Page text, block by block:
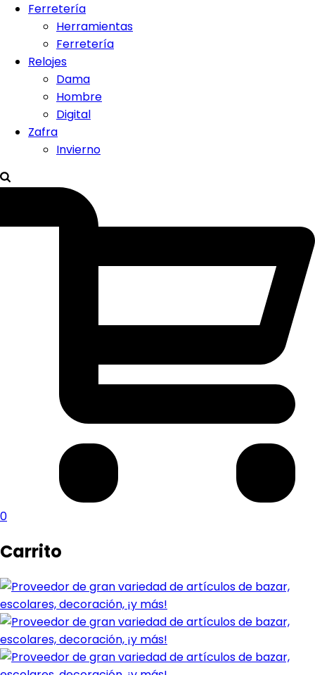
Ferretería
Herramientas
Ferretería
Relojes
Dama
Hombre
Digital
Zafra
Invierno
0
Carrito